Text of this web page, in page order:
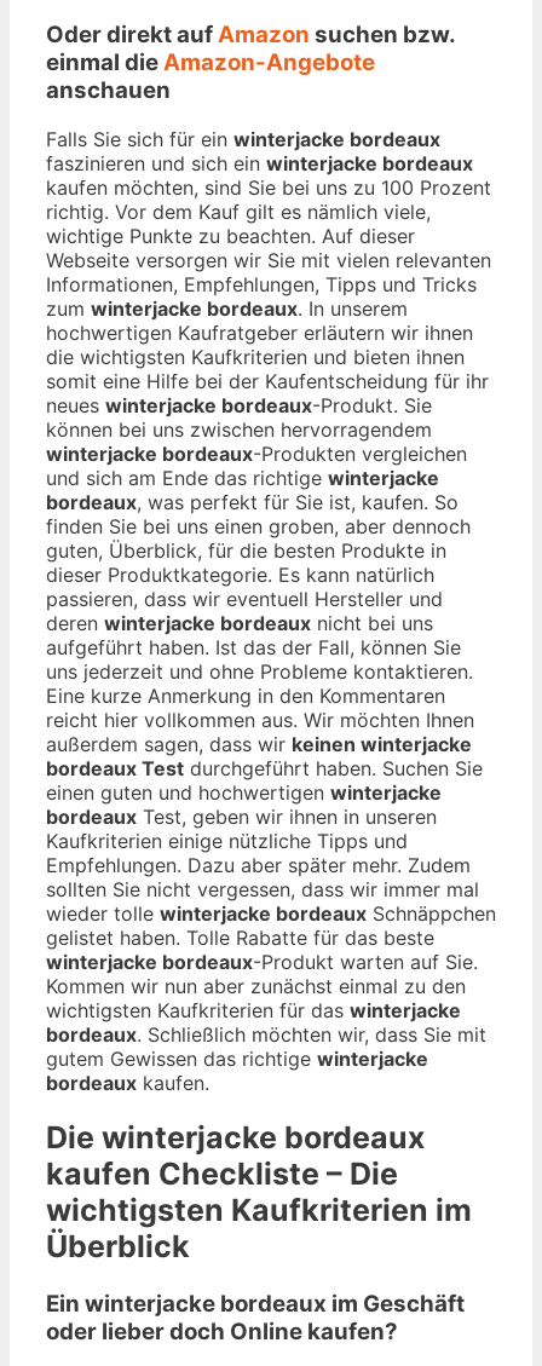
Oder direkt aufAmazon suchen bzw.
einmal dieAmazon-Angebote
anschauen
Falls Sie sich für ein winterjacke bordeaux
faszinieren und sich ein winterjacke bordeaux
kaufen möchten, sind Sie bei uns zu 100 Prozent
richtig. Vor dem Kauf gilt es nämlich viele,
wichtige Punkte zu beachten. Auf dieser
Webseite versorgen wir Sie mit vielen relevanten
Informationen, Empfehlungen, Tipps und Tricks
zum winterjacke bordeaux. In unserem
hochwertigen Kaufratgeber erläutern wir ihnen
die wichtigsten Kaufkriterien und bieten ihnen
somit eine Hilfe bei der Kaufentscheidung für ihr
neues winterjacke bordeaux-Produkt. Sie
können bei uns zwischen hervorragendem
winterjacke bordeaux-Produkten vergleichen
und sich am Ende das richtige winterjacke
bordeaux, was perfekt für Sie ist, kaufen. So
finden Sie bei uns einen groben, aber dennoch
guten, Überblick, für die besten Produkte in
dieser Produktkategorie. Es kann natürlich
passieren, dass wir eventuell Hersteller und
deren winterjacke bordeaux nicht bei uns
aufgeführt haben. Ist das der Fall, können Sie
uns jederzeit und ohne Probleme kontaktieren.
Eine kurze Anmerkung in den Kommentaren
reicht hier vollkommen aus. Wir möchten Ihnen
außerdem sagen, dass wir keinen winterjacke
bordeaux Test durchgeführt haben. Suchen Sie
einen guten und hochwertigen winterjacke
bordeaux Test, geben wir ihnen in unseren
Kaufkriterien einige nützliche Tipps und
Empfehlungen. Dazu aber später mehr. Zudem
sollten Sie nicht vergessen, dass wir immer mal
wieder tolle winterjacke bordeaux Schnäppchen
gelistet haben. Tolle Rabatte für das beste
winterjacke bordeaux-Produkt warten auf Sie.
Kommen wir nun aber zunächst einmal zu den
wichtigsten Kaufkriterien für das winterjacke
bordeaux. Schließlich möchten wir, dass Sie mit
gutem Gewissen das richtige winterjacke
bordeaux kaufen.
Die winterjacke bordeaux
kaufen Checkliste – Die
wichtigsten Kaufkriterien im
Überblick
Ein winterjacke bordeaux im Geschäft
oder lieber doch Online kaufen?